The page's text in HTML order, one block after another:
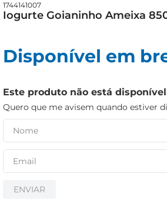
1744141007
Iogurte Goianinho Ameixa
Disponível em
Este produto não está
Quero que me avisem quando estiver
ENVIAR
queijo
biscoito
papel higiênico
cerveja